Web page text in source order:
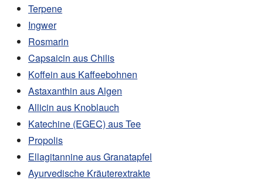
Terpene
Ingwer
Rosmarin
Capsaicin aus Chilis
Koffein aus Kaffeebohnen
Astaxanthin aus Algen
Allicin aus Knoblauch
Katechine (EGEC) aus Tee
Propolis
Ellagitannine aus Granatapfel
Ayurvedische Kräuterextrakte